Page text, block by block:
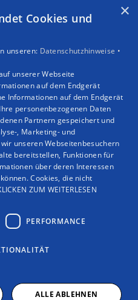
×
Cookies und
unseren: Datenschutzhinweise •
unserer Webseite
auf dem Endgerät
Informationen auf dem Endgerät
personenbezogenen Daten
Partnern gespeichert und
, Marketing- und
unseren Webseitenbesuchern
bereitstellen, Funktionen für
über deren Interessen
Cookies, die nicht
ZUM WEITERLESEN
PERFORMANCE
ALLE ABLEHNEN